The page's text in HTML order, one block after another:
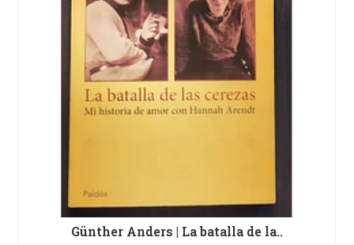
Günther Anders | La batalla de la..